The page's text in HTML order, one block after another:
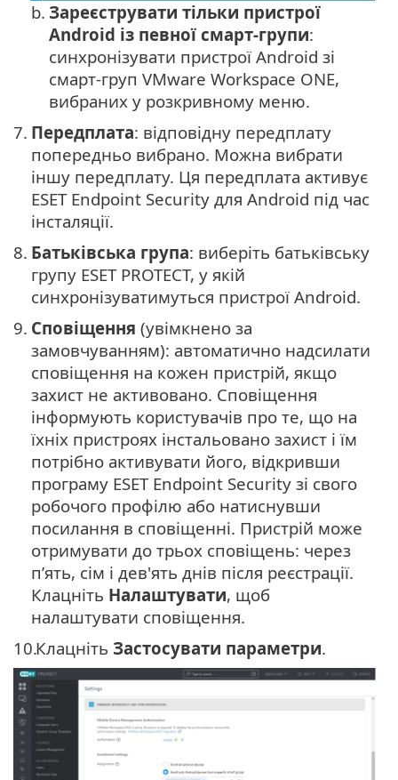
b. Зареєструвати тільки пристрої
Android із певної смарт-групи:
синхронізувати пристрої Android зі
смарт-груп VMware Workspace ONE,
вибраних у розкривному меню.
7. Передплата: відповідну передплату
попередньо вибрано. Можна вибрати
іншу передплату. Ця передплата активує
ESET Endpoint Security для Android під час
інсталяції.
8. Батьківська група: виберіть батьківську
групу ESET PROTECT, у якій
синхронізуватимуться пристрої Android.
9. Сповіщення (увімкнено за
замовчуванням): автоматично надсилати
сповіщення на кожен пристрій, якщо
захист не активовано. Сповіщення
інформують користувачів про те, що на
їхніх пристроях інстальовано захист і їм
потрібно активувати його, відкривши
програму ESET Endpoint Security зі свого
робочого профілю або натиснувши
посилання в сповіщенні. Пристрій може
отримувати до трьох сповіщень: через
п’ять, сім і дев'ять днів після реєстрації.
Клацніть Налаштувати, щоб
налаштувати сповіщення.
10.Клацніть Застосувати параметри.